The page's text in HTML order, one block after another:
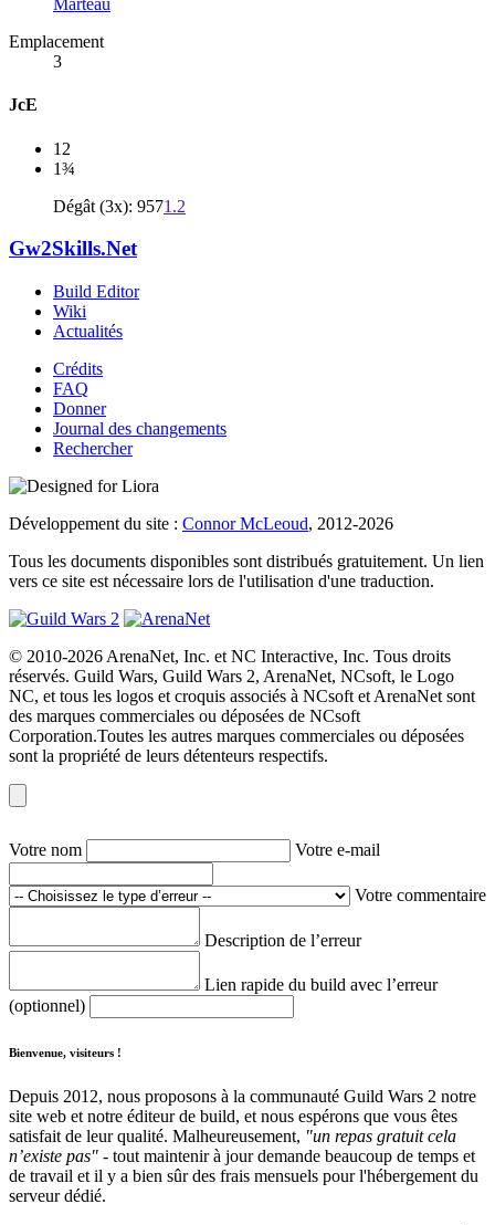
Marteau
Emplacement
3
JcE
12
1¾
Dégât (3x): 9571.2
Gw2Skills.Net
Build Editor
Wiki
Actualités
Crédits
FAQ
Donner
Journal des changements
Rechercher
Développement du site : Connor McLeoud, 2012-2026
Tous les documents disponibles sont distribués gratuitement. Un lien
vers ce site est nécessaire lors de l'utilisation d'une traduction.
© 2010-2026 ArenaNet, Inc. et NC Interactive, Inc. Tous droits
réservés. Guild Wars, Guild Wars 2, ArenaNet, NCsoft, le Logo
NC, et tous les logos et croquis associés à NCsoft et ArenaNet sont
des marques commerciales ou déposées de NCsoft
Corporation.Toutes les autres marques commerciales ou déposées
sont la propriété de leurs détenteurs respectifs.
Votre nom Votre e-mail
Votre commentaire
Description de l’erreur
Lien rapide du build avec l’erreur
(optionnel)
Bienvenue, visiteurs !
Depuis 2012, nous proposons à la communauté Guild Wars 2 notre
site web et notre éditeur de build, et nous espérons que vous êtes
satisfait de leur qualité. Malheureusement, "un repas gratuit cela
n’existe pas" - tout maintenir à jour demande beaucoup de temps et
de travail et il y a bien sûr des frais mensuels pour l'hébergement du
serveur dédié.